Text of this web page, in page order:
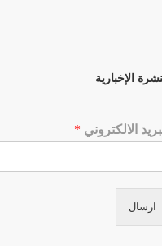
الإخبارية
الالكتروني *
ارسال